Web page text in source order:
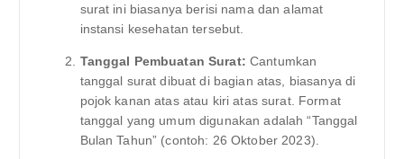
surat ini biasanya berisi nama dan alamat
instansi kesehatan tersebut.
Tanggal Pembuatan Surat: Cantumkan
tanggal surat dibuat di bagian atas, biasanya di
pojok kanan atas atau kiri atas surat. Format
tanggal yang umum digunakan adalah “Tanggal
Bulan Tahun” (contoh: 26 Oktober 2023).